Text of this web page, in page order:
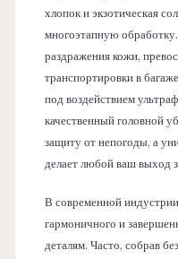
хлопок и экзотическая
многоэтапную
раздражения кожи,
транспортировки в
под воздействием
качественный головной
защиту от непогоды, а
делает любой ваш выход
В современной
гармоничного и
деталям. Часто, собрав